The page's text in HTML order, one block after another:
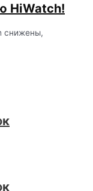
HiWatch!
снижены,